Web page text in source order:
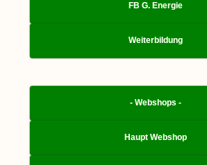
FB G. Energie
Weiterbildung
- Webshops -
Haupt Webshop